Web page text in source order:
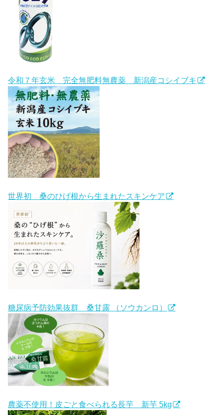
令和７年玄米 完全無肥料無農薬 新潟産コシイブキ
世界初 桑のひげ根から生まれたスキンケア
糖尿病予防効果抜群 桑甘露 （ソウカンロ）
農薬不使用！皮ごと食べられる長芋 新芋 5kg